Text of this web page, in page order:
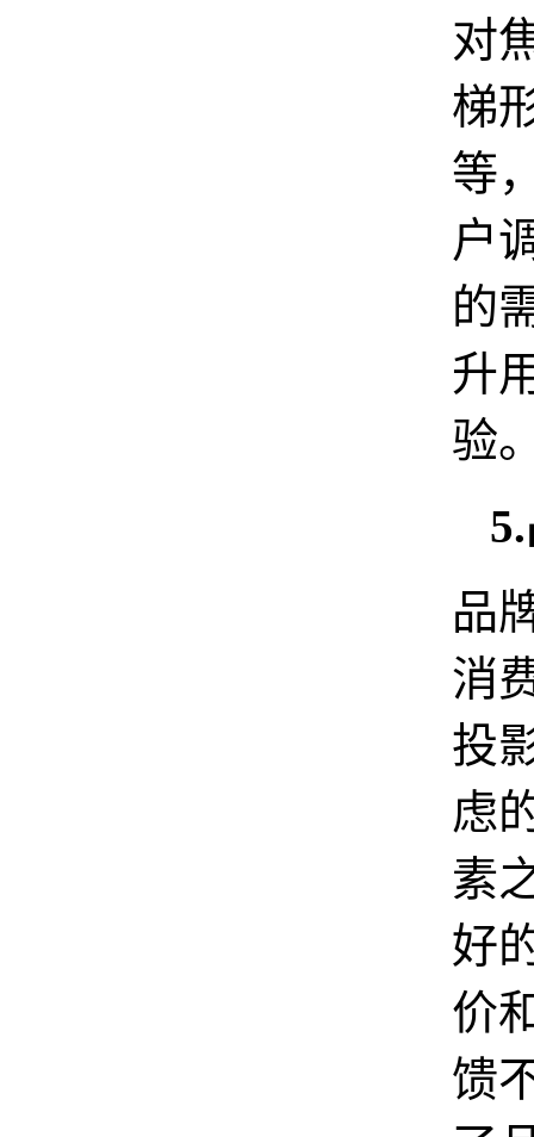
对
梯
等
户
的
升
验
品
消
投
虑
素
好
价
馈